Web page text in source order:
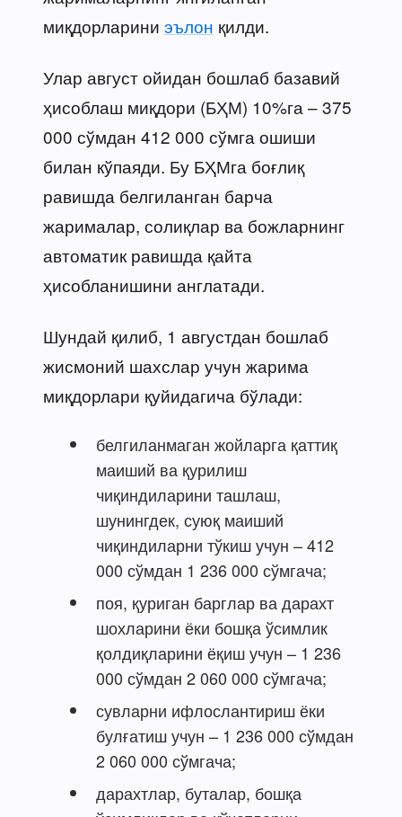
миқдорларини эълон қилди.
Улар август ойидан бошлаб базавий
ҳисоблаш миқдори (БҲМ) 10%га – 375
000 сўмдан 412 000 сўмга ошиши
билан кўпаяди. Бу БҲМга боғлиқ
равишда белгиланган барча
жарималар, солиқлар ва божларнинг
автоматик равишда қайта
ҳисобланишини англатади.
Шундай қилиб, 1 августдан бошлаб
жисмоний шахслар учун жарима
миқдорлари қуйидагича бўлади:
белгиланмаган жойларга қаттиқ
маиший ва қурилиш
чиқиндиларини ташлаш,
шунингдек, суюқ маиший
чиқиндиларни тўкиш учун – 412
000 сўмдан 1 236 000 сўмгача;
поя, қуриган барглар ва дарахт
шохларини ёки бошқа ўсимлик
қолдиқларини ёқиш учун – 1 236
000 сўмдан 2 060 000 сўмгача;
сувларни ифлослантириш ёки
булғатиш учун – 1 236 000 сўмдан
2 060 000 сўмгача;
дарахтлар, буталар, бошқа